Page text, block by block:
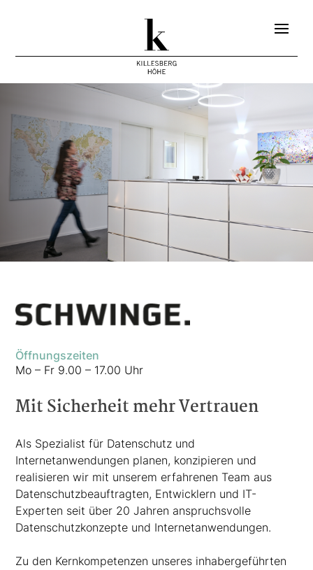
Öffnungszeiten
Mo – Fr 9.00 – 17.00 Uhr
Mit Sicherheit mehr Vertrauen
Als Spezialist für Datenschutz und
Internetanwendungen planen, konzipieren und
realisieren wir mit unserem erfahrenen Team aus
Datenschutzbeauftragten, Entwicklern und IT-
Experten seit über 20 Jahren anspruchsvolle
Datenschutzkonzepte und Internetanwendungen.
Zu den Kernkompetenzen unseres inhabergeführten